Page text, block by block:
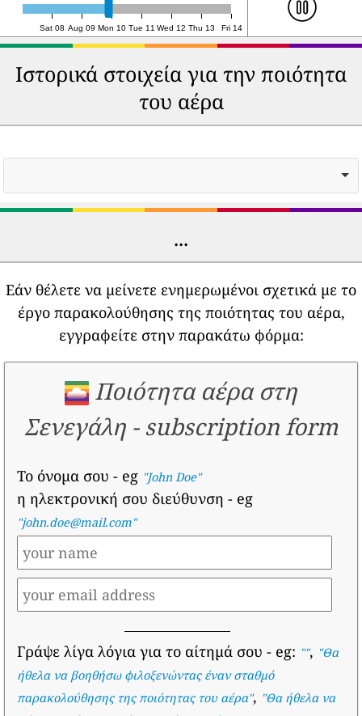
Sat 08 Aug 09 Mon 10 Tue 11 Wed 12 Thu 13 Fri 14
Ιστορικά στοιχεία για την ποιότητα
του αέρα
...
Εάν θέλετε να μείνετε ενημερωμένοι σχετικά με το
έργο παρακολούθησης της ποιότητας του αέρα,
εγγραφείτε στην παρακάτω φόρμα:
Ποιότητα αέρα στη
Σενεγάλη - subscription form
Το όνομα σου - eg "John Doe"
η ηλεκτρονική σου διεύθυνση - eg
"john.doe@mail.com"
Γράψε λίγα λόγια για το αίτημά σου - eg: "", "Θα
ήθελα να βοηθήσω φιλοξενώντας έναν σταθμό
παρακολούθησης της ποιότητας του αέρα", "Θα ήθελα να